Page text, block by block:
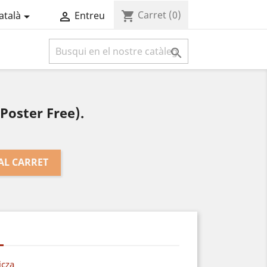
  Entreu shopping_cart Carret (0)

Free).
CARRET